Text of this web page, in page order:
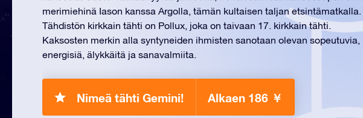
merimiehinä Iason kanssa Argolla, tämän kultaisen taljan etsintämatkalla.
Tähdistön kirkkain tähti on Pollux, joka on taivaan 17. kirkkain tähti.
Kaksosten merkin alla syntyneiden ihmisten sanotaan olevan sopeutuvia,
energisiä, älykkäitä ja sanavalmiita.
Nimeä tähti Gemini! Alkaen 186 ￥